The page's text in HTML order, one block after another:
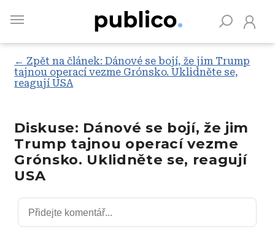
main
← Zpět na článek: Dánové se bojí, že jim Trump
tajnou operací vezme Grónsko. Uklidněte se,
reagují USA
Diskuse: Dánové se bojí, že jim
Trump tajnou operací vezme
Grónsko. Uklidněte se, reagují
USA
Vyhledávejte na Publiku